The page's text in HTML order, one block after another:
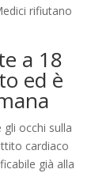
rifiutano
a 18
ed è
occhi sulla
cardiaco
già alla